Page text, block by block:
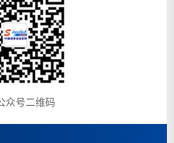
众号二维码